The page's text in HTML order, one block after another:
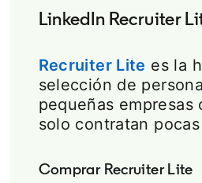
LinkedIn Recruiter
Recruiter Lite es la
selección de
pequeñas empresas
solo contratan
Comprar Recruiter Lite